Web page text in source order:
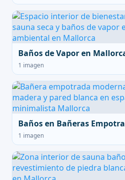
Baños de Vapor en
1 imagen
Baños en Bañeras
1 imagen